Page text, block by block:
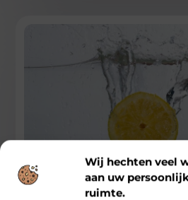
Wij hechten veel
aan uw
ruimte.
De unieke smaakbeleving van